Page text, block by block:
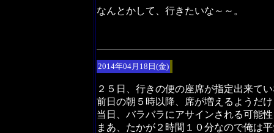
なんとかして、行きたいな～～。
2014年04月18日(金)
２５日、行きの便の座席が指定出来て
前日の朝５時以降、席が増えるようだ
当日、バラバラにアサインされる可能
まあ、たかが２時間１０分なので俺は